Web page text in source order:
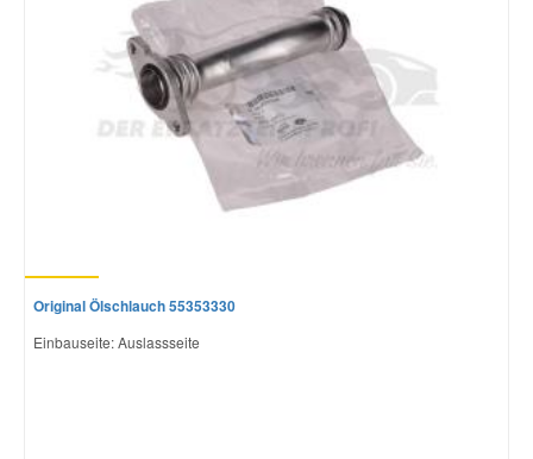
Original Ölschlauch 55353330
Einbauseite: Auslassseite